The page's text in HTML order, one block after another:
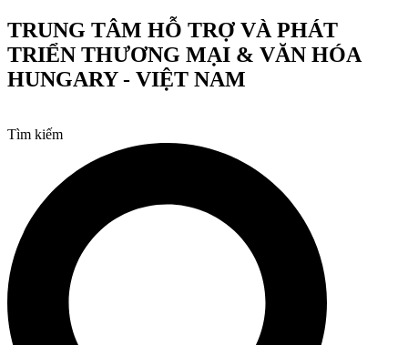
Chuyển
đến
nội
dung
TRUNG TÂM HỖ TRỢ VÀ PHÁT
TRIỂN THƯƠNG MẠI & VĂN HÓA
HUNGARY - VIỆT NAM
Tìm kiếm